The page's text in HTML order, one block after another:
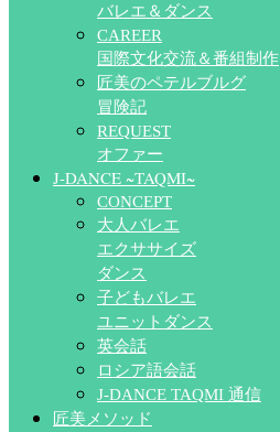
バレエ＆ダンス
CAREER
国際文化交流＆番組制作
匠美のペテルブルグ
冒険記
REQUEST
オファー
J-DANCE ~TAQMI~
CONCEPT
大人バレエ
エクササイズ
ダンス
子どもバレエ
ユニットダンス
英会話
ロシア語会話
J-DANCE TAQMI 通信
匠美メソッド